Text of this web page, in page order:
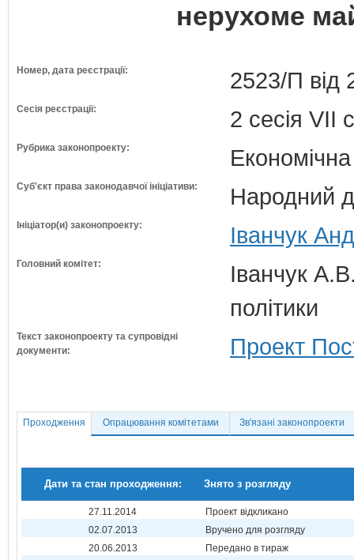
нерухоме
Номер, дата реєстрації: 2523/П від
Сесія реєстрації: 2 сесія VII
Рубрика законопроекту:
Суб'єкт права законодавчої ініціативи: Народний
Ініціатор(и) законопроекту: Іванчук
Головний комітет:
Іванчук
політики
Текст законопроекту та супровідні
документи:
Проект
Проходження Опрацювання комітетами Зв'язані законопроекти
Дати та стан проходження: Знято з розгляду
27.11.2014
Проект відкликано
02.07.2013
Вручено для розгляду
20.06.2013
Передано в тираж